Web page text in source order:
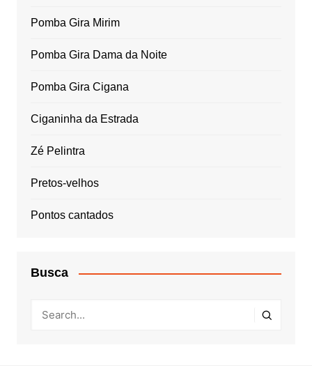
Pomba Gira Mirim
Pomba Gira Dama da Noite
Pomba Gira Cigana
Ciganinha da Estrada
Zé Pelintra
Pretos-velhos
Pontos cantados
Busca